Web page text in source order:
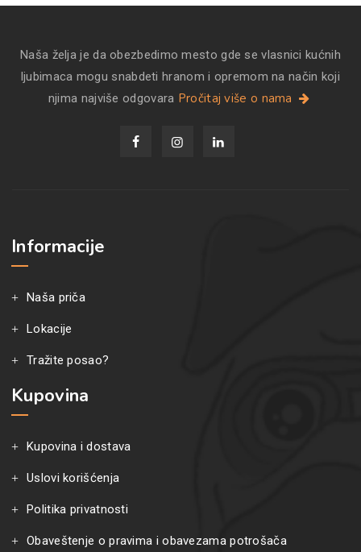
Naša želja je da obezbedimo mesto gde se vlasnici kućnih
ljubimaca mogu snabdeti hranom i opremom na način koji
njima najviše odgovara Pročitaj više o nama
Informacije
Naša priča
Lokacije
Tražite posao?
Kupovina
Kupovina i dostava
Uslovi korišćenja
Politika privatnosti
Obaveštenje o pravima i obavezama potrošača